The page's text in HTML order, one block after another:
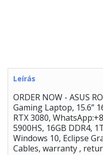
Leírás
ORDER NOW - ASUS
Gaming Laptop, 15.6”
RTX 3080,
5900HS, 16GB DDR4,
Windows 10, Eclipse
Cables, warranty ,